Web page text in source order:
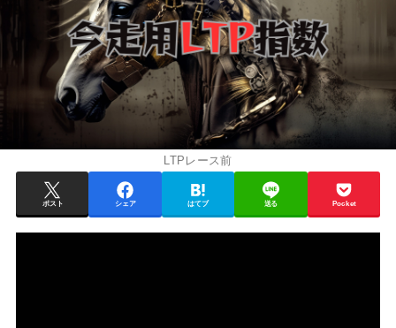
LTPレース前
ポスト シェア はてブ 送る Pocket